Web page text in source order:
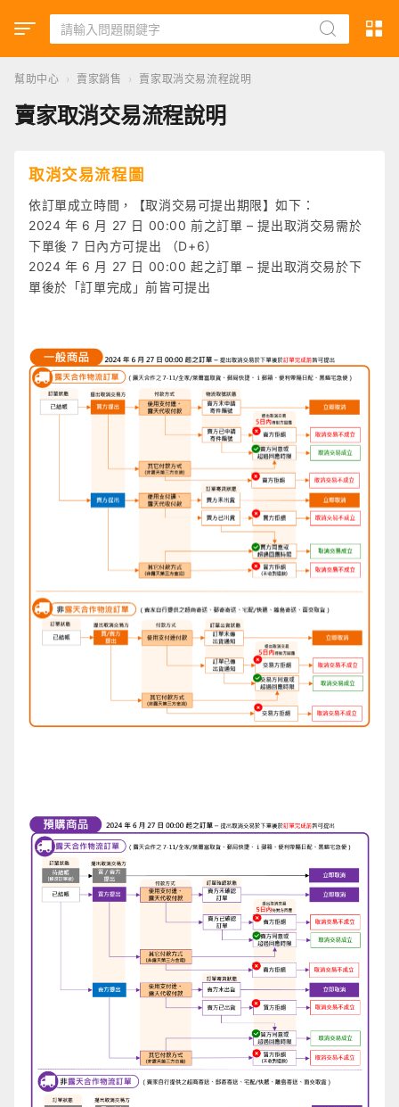
幫助中心 › 賣家銷售 › 賣家取消交易流程說明
賣家取消交易流程說明
取消交易流程圖
依訂單成立時間，【取消交易可提出期限】如下：
2024 年 6 月 27 日 00:00 前之訂單 – 提出取消交易需於
下單後 7 日內方可提出 （D+6）
2024 年 6 月 27 日 00:00 起之訂單 – 提出取消交易於下
單後於「訂單完成」前皆可提出